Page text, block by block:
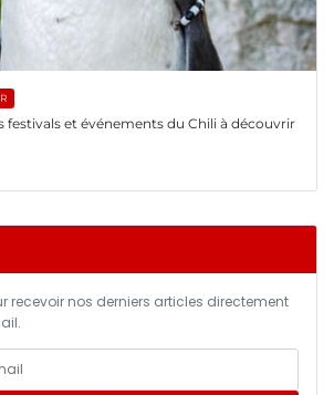
festivals et événements du Chili à découvrir
recevoir nos derniers articles directement